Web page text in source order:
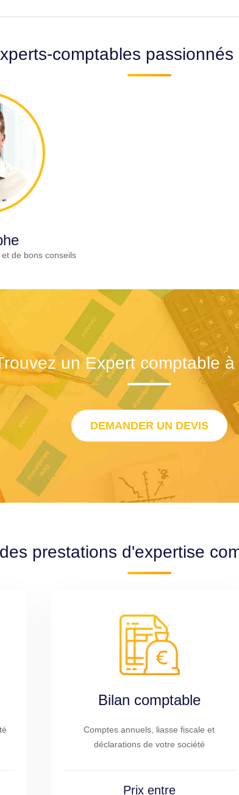
comptables
de bons conseils
un Expert comptable à
DEMANDER UN DEVIS
prestations d'expertise
Bilan comptable
Comptes annuels, liasse fiscale et
déclarations de votre société
Prix entre